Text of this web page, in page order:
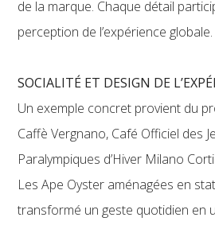
de la marque. Chaque détail
perception de l’expérience globale.
SOCIALITÉ ET DESIGN DE
Un exemple concret provient du
Caffè Vergnano, Café Officiel des
Paralympiques d’Hiver Milano
Les Ape Oyster aménagées en
transformé un geste quotidien en